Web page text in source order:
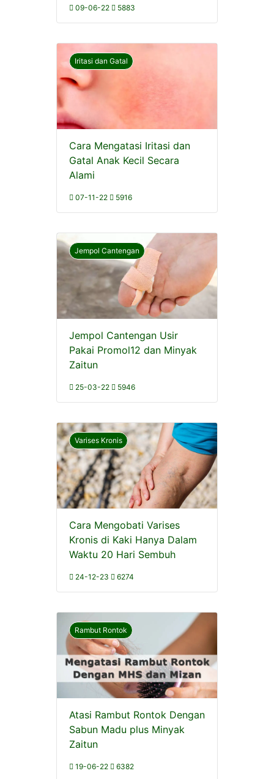
09-06-22 5883
Iritasi dan Gatal
Cara Mengatasi Iritasi dan
Gatal Anak Kecil Secara
Alami
07-11-22 5916
Jempol Cantengan
Jempol Cantengan Usir
Pakai Promol12 dan Minyak
Zaitun
25-03-22 5946
Varises Kronis
Cara Mengobati Varises
Kronis di Kaki Hanya Dalam
Waktu 20 Hari Sembuh
24-12-23 6274
Rambut Rontok
Atasi Rambut Rontok Dengan
Sabun Madu plus Minyak
Zaitun
19-06-22 6382